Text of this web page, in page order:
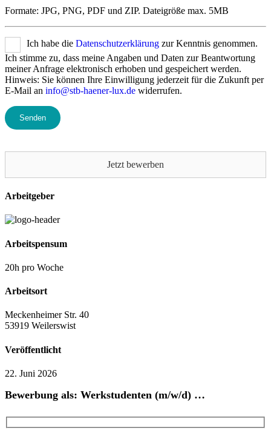
Formate: JPG, PNG, PDF und ZIP. Dateigröße max. 5MB
Ich habe die Datenschutzerklärung zur Kenntnis genommen.
Ich stimme zu, dass meine Angaben und Daten zur Beantwortung
meiner Anfrage elektronisch erhoben und gespeichert werden.
Hinweis: Sie können Ihre Einwilligung jederzeit für die Zukunft per
E-Mail an info@stb-haener-lux.de widerrufen.
Bitte lasse dieses Feld leer.
Jetzt bewerben
Arbeitgeber
Arbeitspensum
20h pro Woche
Arbeitsort
Meckenheimer Str. 40
53919 Weilerswist
Veröffentlicht
22. Juni 2026
Bewerbung als: Werkstudenten (m/w/d) …